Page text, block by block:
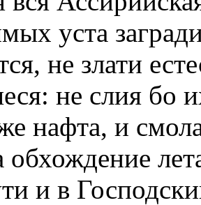
уста
не злати
не слия бо
нафта, и
обхождение
и в